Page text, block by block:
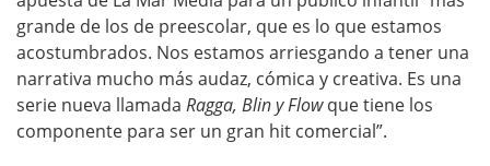
grande de los de preescolar, que es lo que estamos
acostumbrados. Nos estamos arriesgando a tener una
narrativa mucho más audaz, cómica y creativa. Es una
serie nueva llamada Ragga, Blin y Flowque tiene los
componente para ser un gran hit comercial”.